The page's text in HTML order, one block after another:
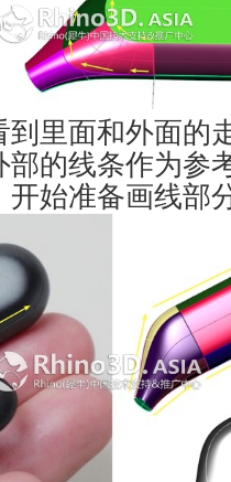
到里面和外面的
部的线条作为参
开始准备画线部